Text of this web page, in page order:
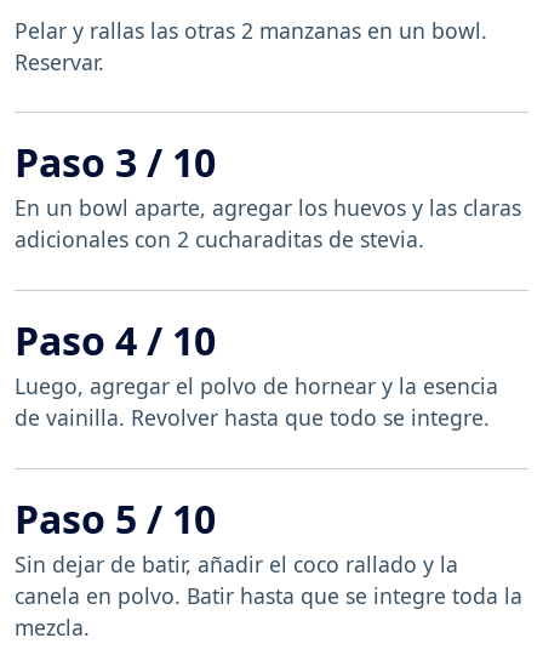
Pelar y rallas las otras 2 manzanas en un bowl.
Reservar.
Paso 3 / 10
En un bowl aparte, agregar los huevos y las claras
adicionales con 2 cucharaditas de stevia.
Paso 4 / 10
Luego, agregar el polvo de hornear y la esencia
de vainilla. Revolver hasta que todo se integre.
Paso 5 / 10
Sin dejar de batir, añadir el coco rallado y la
canela en polvo. Batir hasta que se integre toda la
mezcla.